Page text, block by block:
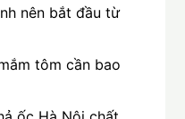
nên bắt đầu từ
tôm cần bao